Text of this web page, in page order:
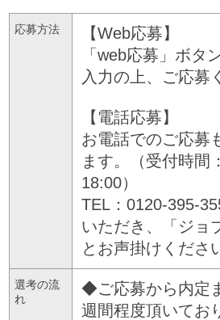
応募方法
【Web応募】
「web応募」ボタ
入力の上、ご応募
【電話応募】
お電話でのご応募
ます。（受付時間
18:00）
TEL：0120-395-
いただき、「ジョ
とお声掛けくださ
選考の流
れ
◆ご応募から内定
週間程度頂いてお